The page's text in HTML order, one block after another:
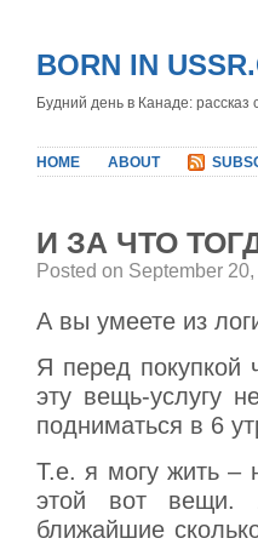
BORN IN
Будний день в Канаде: рассказ
HOME ABOUT
И ЗА ЧТО
Posted on September
А вы умеете из
Я перед покупкой
эту вещь-услугу
подниматься в 6
Т.е. я могу жить –
этой вот вещи.
ближайшие